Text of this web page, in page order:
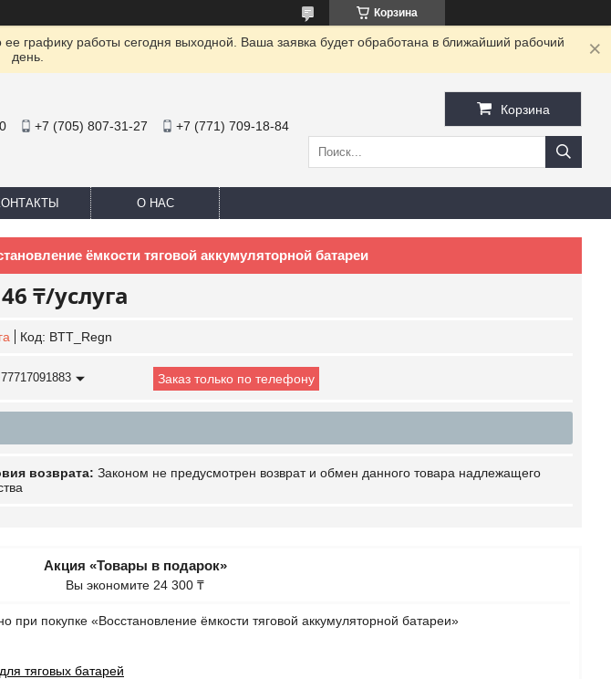
Корзина
графику работы сегодня выходной. Ваша заявка будет обработана в ближайший рабочий
день.
+7 (705) 807-31-27 +7 (771) 709-18-84
Корзина
О НАС
ёмкости тяговой аккумуляторной батареи
46 ₸/услуга
Код: BTT_Regn
Заказ только по телефону
Законом не предусмотрен возврат и обмен данного товара надлежащего
Акция «Товары в подарок»
Вы экономите 24 300 ₸
при покупке «Восстановление ёмкости тяговой аккумуляторной батареи»
тяговых батарей